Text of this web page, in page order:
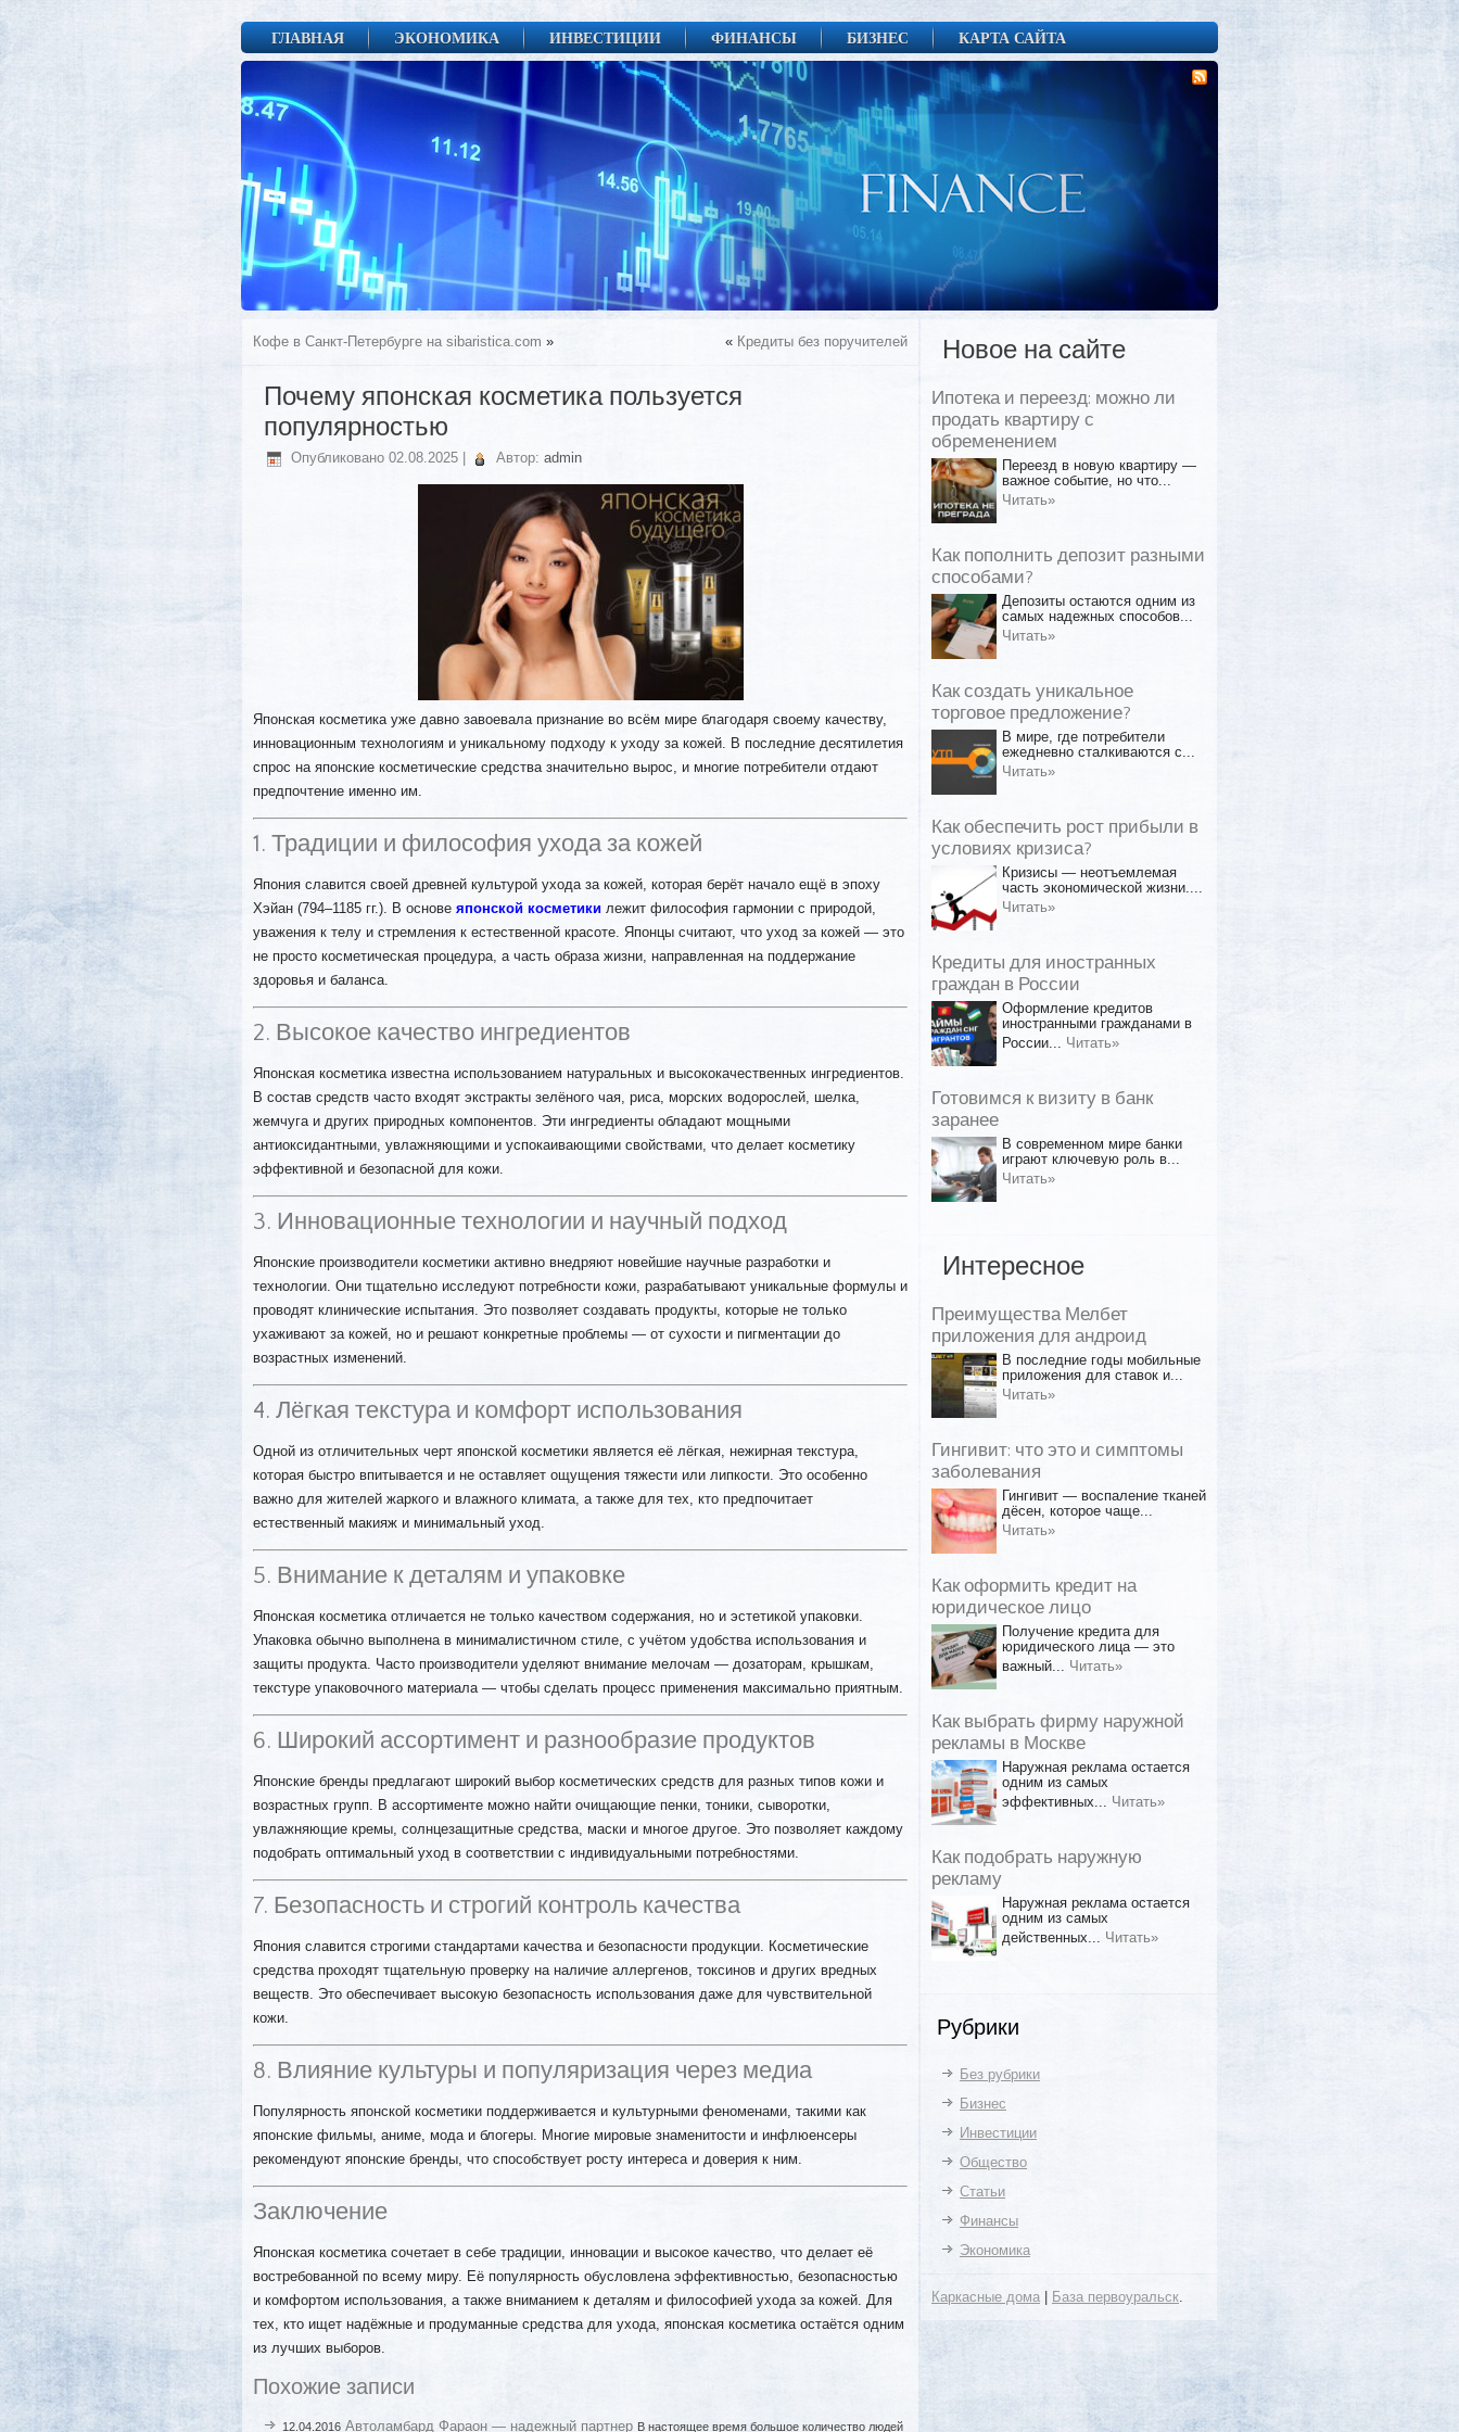
ГЛАВНАЯ ЭКОНОМИКА ИНВЕСТИЦИИ ФИНАНСЫ БИЗНЕС КАРТА САЙТА
Кофе в Санкт-Петербурге на sibaristica.com » « Кредиты без поручителей
Почему японская косметика пользуется
популярностью
Опубликовано 02.08.2025 Автор: admin
Японская косметика уже давно завоевала признание во всём мире благодаря своему качеству,
инновационным технологиям и уникальному подходу к уходу за кожей. В последние десятилетия
спрос на японские косметические средства значительно вырос, и многие потребители отдают
предпочтение именно им.
1. Традиции и философия ухода за кожей
Япония славится своей древней культурой ухода за кожей, которая берёт начало ещё в эпоху
Хэйан (794–1185 гг.). В основе японской косметики лежит философия гармонии с природой,
уважения к телу и стремления к естественной красоте. Японцы считают, что уход за кожей — это
не просто косметическая процедура, а часть образа жизни, направленная на поддержание
здоровья и баланса.
2. Высокое качество ингредиентов
Японская косметика известна использованием натуральных и высококачественных ингредиентов.
В состав средств часто входят экстракты зелёного чая, риса, морских водорослей, шелка,
жемчуга и других природных компонентов. Эти ингредиенты обладают мощными
антиоксидантными, увлажняющими и успокаивающими свойствами, что делает косметику
эффективной и безопасной для кожи.
3. Инновационные технологии и научный подход
Японские производители косметики активно внедряют новейшие научные разработки и
технологии. Они тщательно исследуют потребности кожи, разрабатывают уникальные формулы и
проводят клинические испытания. Это позволяет создавать продукты, которые не только
ухаживают за кожей, но и решают конкретные проблемы — от сухости и пигментации до
возрастных изменений.
4. Лёгкая текстура и комфорт использования
Одной из отличительных черт японской косметики является её лёгкая, нежирная текстура,
которая быстро впитывается и не оставляет ощущения тяжести или липкости. Это особенно
важно для жителей жаркого и влажного климата, а также для тех, кто предпочитает
естественный макияж и минимальный уход.
5. Внимание к деталям и упаковке
Японская косметика отличается не только качеством содержания, но и эстетикой упаковки.
Упаковка обычно выполнена в минималистичном стиле, с учётом удобства использования и
защиты продукта. Часто производители уделяют внимание мелочам — дозаторам, крышкам,
текстуре упаковочного материала — чтобы сделать процесс применения максимально приятным.
6. Широкий ассортимент и разнообразие продуктов
Японские бренды предлагают широкий выбор косметических средств для разных типов кожи и
возрастных групп. В ассортименте можно найти очищающие пенки, тоники, сыворотки,
увлажняющие кремы, солнцезащитные средства, маски и многое другое. Это позволяет каждому
подобрать оптимальный уход в соответствии с индивидуальными потребностями.
7. Безопасность и строгий контроль качества
Япония славится строгими стандартами качества и безопасности продукции. Косметические
средства проходят тщательную проверку на наличие аллергенов, токсинов и других вредных
веществ. Это обеспечивает высокую безопасность использования даже для чувствительной
кожи.
8. Влияние культуры и популяризация через медиа
Популярность японской косметики поддерживается и культурными феноменами, такими как
японские фильмы, аниме, мода и блогеры. Многие мировые знаменитости и инфлюенсеры
рекомендуют японские бренды, что способствует росту интереса и доверия к ним.
Заключение
Японская косметика сочетает в себе традиции, инновации и высокое качество, что делает её
востребованной по всему миру. Её популярность обусловлена эффективностью, безопасностью
и комфортом использования, а также вниманием к деталям и философией ухода за кожей. Для
тех, кто ищет надёжные и продуманные средства для ухода, японская косметика остаётся одним
из лучших выборов.
Похожие записи
12.04.2016 Автоламбард Фараон — надежный партнер В настоящее время большое количество людей
Новое на сайте
Ипотека и переезд: можно ли
продать квартиру с
обременением
Переезд в новую квартиру —
важное событие, но что...
Читать»
Как пополнить депозит разными
способами?
Депозиты остаются одним из
самых надежных способов...
Читать»
Как создать уникальное
торговое предложение?
В мире, где потребители
ежедневно сталкиваются с...
Читать»
Как обеспечить рост прибыли в
условиях кризиса?
Кризисы — неотъемлемая
часть экономической жизни....
Читать»
Кредиты для иностранных
граждан в России
Оформление кредитов
иностранными гражданами в
России... Читать»
Готовимся к визиту в банк
заранее
В современном мире банки
играют ключевую роль в...
Читать»
Интересное
Преимущества Мелбет
приложения для андроид
В последние годы мобильные
приложения для ставок и...
Читать»
Гингивит: что это и симптомы
заболевания
Гингивит — воспаление тканей
дёсен, которое чаще...
Читать»
Как оформить кредит на
юридическое лицо
Получение кредита для
юридического лица — это
важный... Читать»
Как выбрать фирму наружной
рекламы в Москве
Наружная реклама остается
одним из самых
эффективных... Читать»
Как подобрать наружную
рекламу
Наружная реклама остается
одним из самых
действенных... Читать»
Рубрики
Без рубрики
Бизнес
Инвестиции
Общество
Статьи
Финансы
Экономика
Каркасные дома База первоуральск.